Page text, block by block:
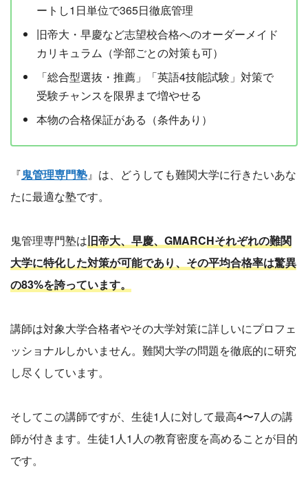
ートし1日単位で365日徹底管理
旧帝大・早慶など志望校合格へのオーダーメイド
カリキュラム（学部ごとの対策も可）
「総合型選抜・推薦」「英語4技能試験」対策で
受験チャンスを限界まで増やせる
本物の合格保証がある（条件あり）
『鬼管理専門塾』は、どうしても難関大学に行きたいあな
たに最適な塾です。
鬼管理専門塾は旧帝大、早慶、GMARCHそれぞれの難関
大学に特化した対策が可能であり、その平均合格率は驚異
の83%を誇っています。
講師は対象大学合格者やその大学対策に詳しいにプロフェ
ッショナルしかいません。難関大学の問題を徹底的に研究
し尽くしています。
そしてこの講師ですが、生徒1人に対して最高4〜7人の講
師が付きます。生徒1人1人の教育密度を高めることが目的
です。